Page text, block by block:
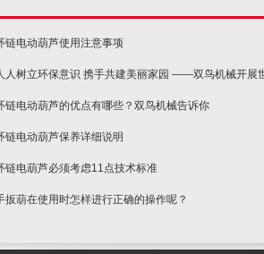
电动葫芦使用注意事项
树立环保意识 携手共建美丽家园 ——双鸟机械开展
电动葫芦的优点有哪些？双鸟机械告诉你
电动葫芦保养详细说明
电葫芦必须考虑11点技术标准
葫在使用时怎样进行正确的操作呢？